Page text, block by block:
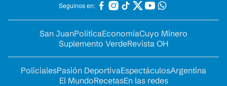
Seguinos en:
San JuanPolíticaEconomíaCuyo Minero
Suplemento VerdeRevista OH
PolicialesPasión DeportivaEspectáculosArgentina
El MundoRecetasEn las redes